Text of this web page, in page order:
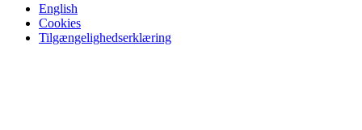
English
Cookies
Tilgængelighedserklæring